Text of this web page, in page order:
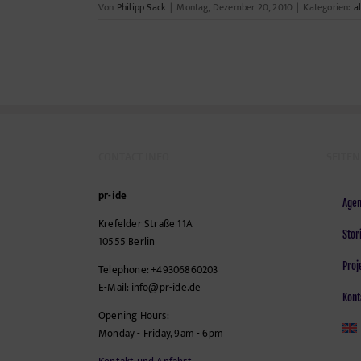
Von Philipp Sack | Montag, Dezember 20, 2010 | Kategorien:
pr-ide
Krefelder Straße 11A
10555 Berlin
Telephone:+49306860203
E-Mail: info@pr-ide.de
Opening Hours:
Monday - Friday, 9am - 6pm